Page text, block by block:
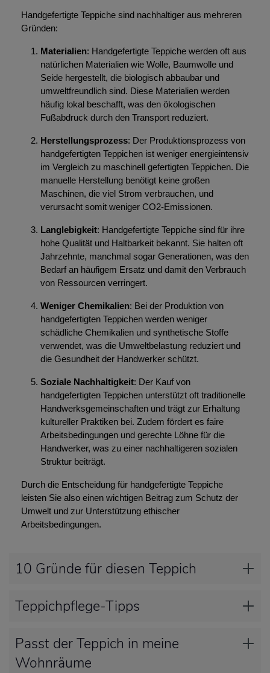
Handgefertigte Teppiche sind nachhaltiger aus mehreren
Gründen:
Materialien: Handgefertigte Teppiche werden oft aus
natürlichen Materialien wie Wolle, Baumwolle und
Seide hergestellt, die biologisch abbaubar und
umweltfreundlich sind. Diese Materialien werden
häufig lokal beschafft, was den ökologischen
Fußabdruck durch den Transport reduziert.
Herstellungsprozess: Der Produktionsprozess von
handgefertigten Teppichen ist weniger energieintensiv
im Vergleich zu maschinell gefertigten Teppichen. Die
manuelle Herstellung benötigt keine großen
Maschinen, die viel Strom verbrauchen, und
verursacht somit weniger CO2-Emissionen.
Langlebigkeit: Handgefertigte Teppiche sind für ihre
hohe Qualität und Haltbarkeit bekannt. Sie halten oft
Jahrzehnte, manchmal sogar Generationen, was den
Bedarf an häufigem Ersatz und damit den Verbrauch
von Ressourcen verringert.
Weniger Chemikalien: Bei der Produktion von
handgefertigten Teppichen werden weniger
schädliche Chemikalien und synthetische Stoffe
verwendet, was die Umweltbelastung reduziert und
die Gesundheit der Handwerker schützt.
Soziale Nachhaltigkeit: Der Kauf von
handgefertigten Teppichen unterstützt oft traditionelle
Handwerksgemeinschaften und trägt zur Erhaltung
kultureller Praktiken bei. Zudem fördert es faire
Arbeitsbedingungen und gerechte Löhne für die
Handwerker, was zu einer nachhaltigeren sozialen
Struktur beiträgt.
Durch die Entscheidung für handgefertigte Teppiche
leisten Sie also einen wichtigen Beitrag zum Schutz der
Umwelt und zur Unterstützung ethischer
Arbeitsbedingungen.
10 Gründe für diesen Teppich
Teppichpflege-Tipps
Passt der Teppich in meine
Wohnräume